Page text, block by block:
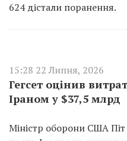
624 дістали поранення.
15:28 22 Липня, 2026
Гегсет оцінив
Іраном у $37,5 млрд
Міністр оборони США Піт